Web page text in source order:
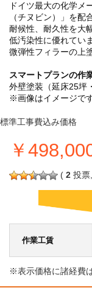
ドイツ最大の化学メ
（チヌビン）」を配
耐候性、耐久性を大
低汚染性に優れてい
微弾性フィラーの上
スマートプランの作
外壁塗装（延床25坪
※画像はイメージです
標準工事費込み価格
￥
( 2 投票
作業工賃
※表示価格に諸経費